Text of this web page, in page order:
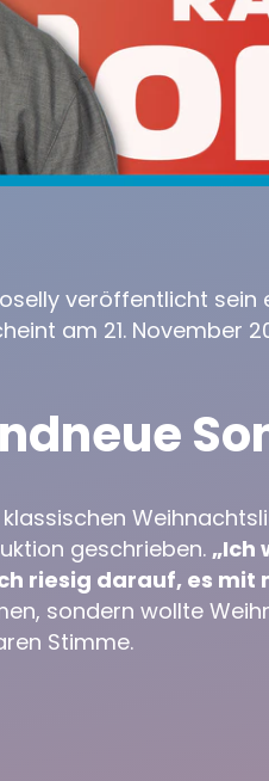
veröffentlicht sein
am 21. November
geschrieben. „Ich
riesig darauf, es mit
sondern wollte
Stimme.